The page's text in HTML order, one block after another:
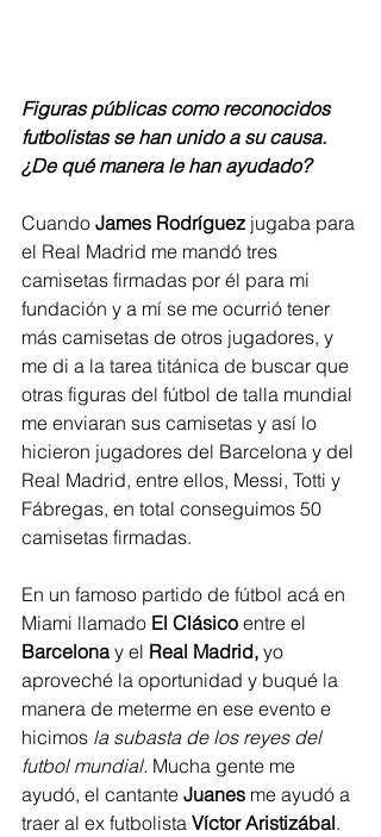
Figuras públicas como reconocidos
futbolistas se han unido a su causa.
¿De qué manera le han ayudado?
Cuando James Rodríguez jugaba para
el Real Madrid me mandó tres
camisetas firmadas por él para mi
fundación y a mí se me ocurrió tener
más camisetas de otros jugadores, y
me di a la tarea titánica de buscar que
otras figuras del fútbol de talla mundial
me enviaran sus camisetas y así lo
hicieron jugadores del Barcelona y del
Real Madrid, entre ellos, Messi, Totti y
Fábregas, en total conseguimos 50
camisetas firmadas.
En un famoso partido de fútbol acá en
Miami llamado El Clásico entre el
Barcelona y el Real Madrid, yo
aproveché la oportunidad y buqué la
manera de meterme en ese evento e
hicimos la subasta de los reyes del
futbol mundial. Mucha gente me
ayudó, el cantante Juanes me ayudó a
traer al ex futbolista Víctor Aristizábal.